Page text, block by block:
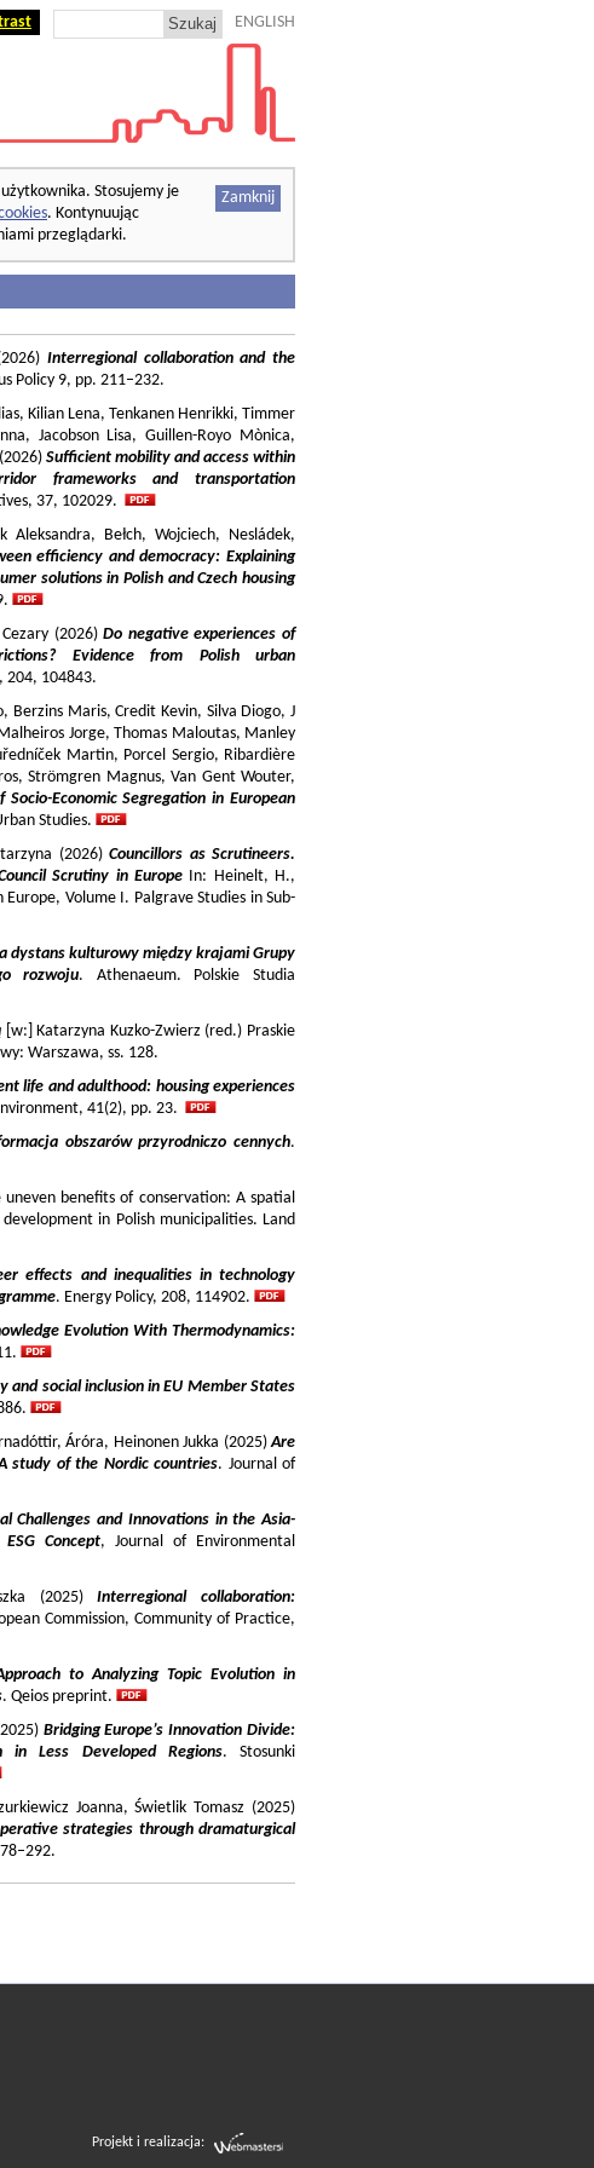
ENGLISH
Zamknij
Stosujemy je
. Kontynuując
przeglądarki.
Interregional collaboration and the
Policy 9, pp. 211–232.
Kilian Lena, Tenkanen Henrikki, Timmer
Jacobson Lisa, Guillen-Royo Mònica,
Sufficient mobility and access within
frameworks and transportation
37, 102029.
Aleksandra, Bełch, Wojciech, Nesládek,
efficiency and democracy: Explaining
solutions in Polish and Czech housing
Cezary (2026)Do negative experiences of
Evidence from Polish urban
204, 104843.
Berzins Maris, Credit Kevin, Silva Diogo, J
Jorge, Thomas Maloutas, Manley
Martin, Porcel Sergio, Ribardière
Strömgren Magnus, Van Gent Wouter,
Economic Segregation in European
Studies.
(2026) Councillors as Scrutineers.
Scrutiny in EuropeIn: Heinelt, H.,
Volume I. Palgrave Studies in Sub-
dystans kulturowy między krajami Grupy
rozwoju. Athenaeum. Polskie Studia
[w:] Katarzyna Kuzko-Zwierz (red.) Praskie
Warszawa, ss. 128.
life and adulthood: housing experiences
41(2), pp. 23.
obszarów przyrodniczo cennych.
uneven benefits of conservation: A spatial
in Polish municipalities. Land
effects and inequalities in technology
. Energy Policy, 208, 114902.
Evolution With Thermodynamics:
and social inclusion in EU Member States
Áróra, Heinonen Jukka (2025)Are
study of the Nordic countries. Journal of
Challenges and Innovations in the Asia-
Concept, Journal of Environmental
(2025)Interregional collaboration:
Commission, Community of Practice,
to Analyzing Topic Evolution in
. Qeios preprint.
Bridging Europe’s Innovation Divide:
in Less Developed Regions. Stosunki
Joanna, Świetlik Tomasz (2025)
strategies through dramaturgical
Projekt i realizacja: